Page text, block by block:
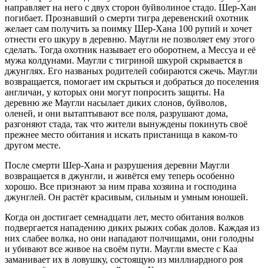
направляет на него с двух сторон буйволиное стадо. Шер-Хан
погибает. Прознавший о смерти тигра деревенский охотник
желает сам получить за поимку Шер-Хана 100 рупий и хочет
отнести его шкуру в деревню. Маугли не позволяет ему этого
сделать. Тогда охотник называет его оборотнем, а Мессуа и её
мужа колдунами. Маугли с тигриной шкурой скрывается в
джунглях. Его названых родителей собираются сжечь. Маугли
возвращается, помогает им скрыться и добраться до поселения
англичан, у которых они могут попросить защиты. На
деревню же Маугли насылает диких слонов, буйволов,
оленей, и они вытаптывают все поля, разрушают дома,
разгоняют стада, так что жители вынуждены покинуть своё
прежнее место обитания и искать пристанища в каком-то
другом месте.
После смерти Шер-Хана и разрушения деревни Маугли
возвращается в джунгли, и живётся ему теперь особенно
хорошо. Все признают за ним права хозяина и господина
джунглей. Он растёт красивым, сильным и умным юношей.
Когда он достигает семнадцати лет, место обитания волков
подвергается нападению диких рыжих собак долов. Каждая из
них слабее волка, но они нападают полчищами, они голодны
и убивают все живое на своём пути. Маугли вместе с Каа
заманивает их в ловушку, состоящую из миллиардного роя